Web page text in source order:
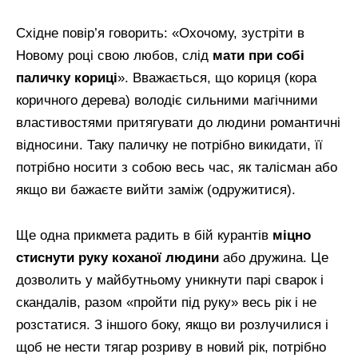
Східне повір’я говорить: «Охочому, зустріти в
Новому році свою любов, слід мати при собі
паличку кориці». Вважається, що кориця (кора
коричного дерева) володіє сильними магічними
властивостями притягувати до людини романтичні
відносини. Таку паличку не потрібно викидати, її
потрібно носити з собою весь час, як талісман або
якщо ви бажаєте вийти заміж (одружитися).
Ще одна прикмета радить в бій курантів міцно
стиснути руку коханої людини або дружина. Це
дозволить у майбутньому уникнути парі сварок і
скандалів, разом «пройти під руку» весь рік і не
розстатися. З іншого боку, якщо ви розлучилися і
щоб не нести тягар розриву в новий рік, потрібно